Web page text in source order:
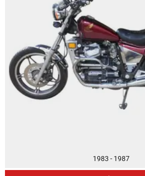
1983 - 1987